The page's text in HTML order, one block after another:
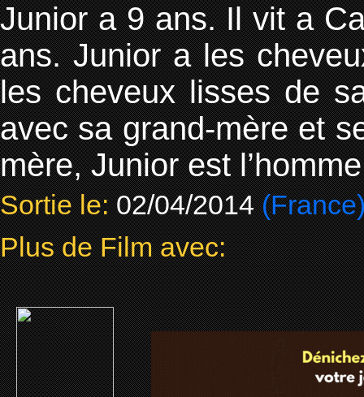
Junior a 9 ans. Il vit a
ans. Junior a les
les cheveux lisses de
avec sa grand-mère et
mère, Junior est
Sortie le: 02/04/2014
Plus de Film avec: